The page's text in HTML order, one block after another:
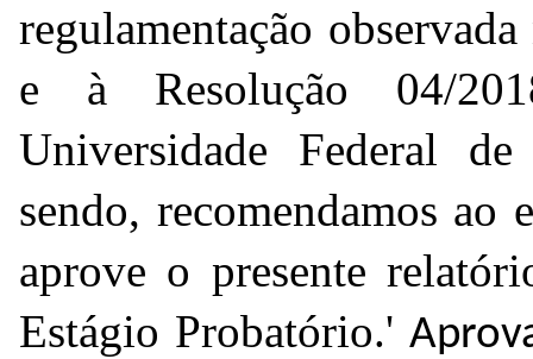
regulamentação
e à Resolução 04/
Universidade Federal
sendo, recomendamos
aprove o presente
Estágio Probatório.'